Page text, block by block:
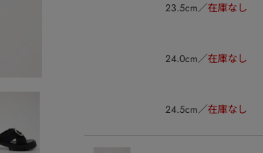
23.5cm 在庫なし
24.0cm 在庫なし
24.5cm 在庫なし